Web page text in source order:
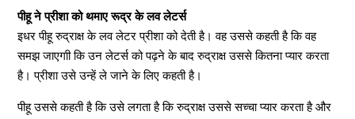
पीहू ने प्रीशा को थमाए रूद्र के लव लेटर्स
इधर पीहू रुद्राक्ष के लव लेटर प्रीशा को देती है। वह उससे कहती है कि वह
समझ जाएगाी कि उन लेटर्स को पढ़ने के बाद रुद्राक्ष उससे कितना प्यार करता
है। प्रीशा उसे उन्हें ले जाने के लिए कहती है।
पीहू उससे कहती है कि उसे लगता है कि रुद्राक्ष उससे सच्चा प्यार करता है और